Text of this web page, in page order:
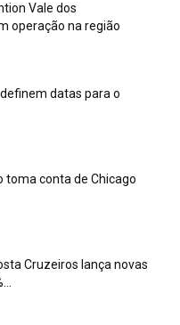
Vale dos
operação na região
datas para o
toma conta de Chicago
Cruzeiros lança novas